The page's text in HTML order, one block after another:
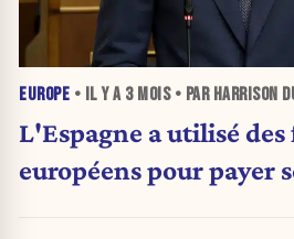
EUROPE • IL Y A 3 MOIS• PAR HARRISON
L'Espagne a utilisé des
européens pour payer